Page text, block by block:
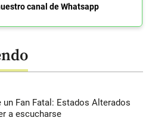
canal de Whatsapp
un Fan Fatal: Estados Alterados
a escucharse